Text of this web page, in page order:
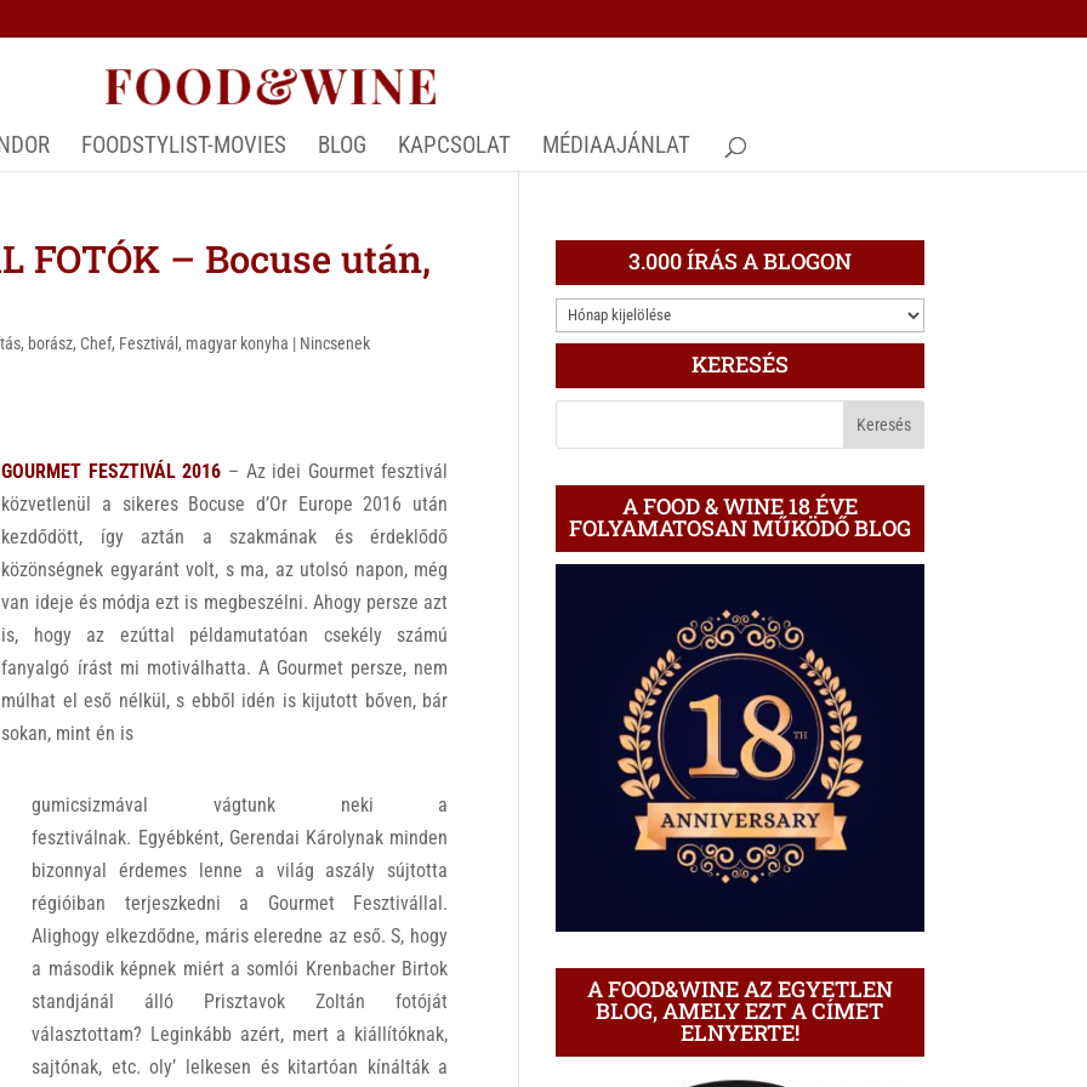
FOODSTYLIST-MOVIES BLOG KAPCSOLAT MÉDIAAJÁNLAT
FOTÓK – Bocuse után,
, borász, Chef, Fesztivál , magyar konyha | Nincsenek
GOURMET FESZTIVÁL 2016 – Az idei Gourmet fesztivál
közvetlenül a sikeres Bocuse d’Or Europe 2016 után
kezdődött, így aztán a szakmának és érdeklődő
közönségnek egyaránt volt, s ma, az utolsó napon, még
van ideje és módja ezt is megbeszélni. Ahogy persze azt
is, hogy az ezúttal példamutatóan csekély számú
fanyalgó írást mi motiválhatta. A Gourmet persze, nem
múlhat el eső nélkül, s ebből idén is kijutott bőven, bár
sokan, mint én is
gumicsizmával vágtunk neki a
fesztiválnak. Egyébként, Gerendai Károlynak minden
bizonnyal érdemes lenne a világ aszály sújtotta
régióiban terjeszkedni a Gourmet Fesztivállal.
Alighogy elkezdődne, máris eleredne az eső. S, hogy
a második képnek miért a somlói Krenbacher Birtok
standjánál álló Prisztavok Zoltán fotóját
választottam? Leginkább azért, mert a kiállítóknak,
sajtónak, etc. oly’ lelkesen és kitartóan kínálták a
3.000 ÍRÁS A BLOGON
3.000
ÍRÁS
BLOGON
KERESÉS
A FOOD & WINE 18 ÉVE
FOLYAMATOSAN MŰKÖDŐ BLOG
A FOOD&WINE AZ EGYETLEN
BLOG, AMELY EZT A CÍMET
ELNYERTE!